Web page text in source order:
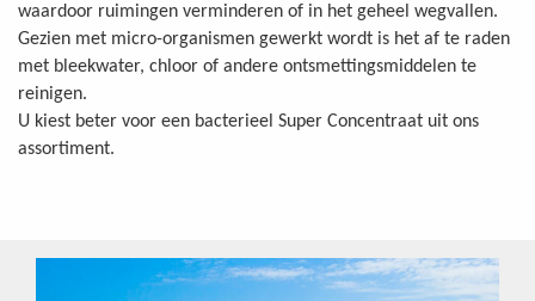
waardoor ruimingen verminderen of in het geheel wegvallen.
Gezien met micro-organismen gewerkt wordt is het af te raden
met bleekwater, chloor of andere ontsmettingsmiddelen te
reinigen.
U kiest beter voor een bacterieel Super Concentraat uit ons
assortiment.